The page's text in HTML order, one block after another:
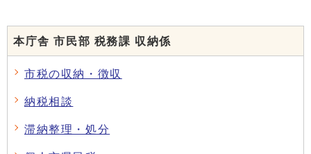
本庁舎 市民部 税務課 収納係
市税の収納・徴収
納税相談
滞納整理・処分